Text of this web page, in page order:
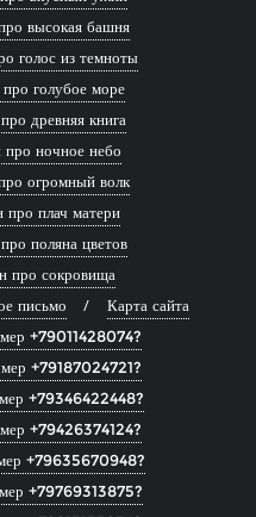
высокая башня
голос из темноты
голубое море
древняя книга
про ночное небо
огромный волк
про плач матери
поляна цветов
про сокровища
письмо
Карта сайта
+79011428074?
+79187024721?
+79346422448?
+79426374124?
+79635670948?
+79769313875?